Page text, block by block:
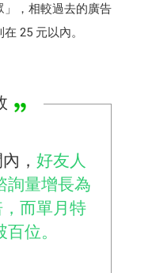
」，相較過去的廣告
25 元以內。
， 好友人
詢量增長為
而單月特
位。